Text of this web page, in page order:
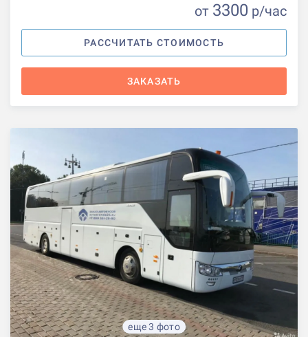
от 3300 р/час
РАССЧИТАТЬ СТОИМОСТЬ
ЗАКАЗАТЬ
еще 3 фото